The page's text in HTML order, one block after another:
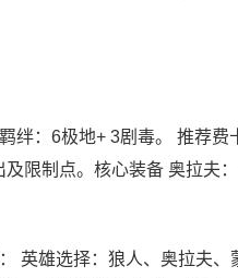
绊：6极地+ 3剧毒。 推荐
限制点。核心装备 奥拉夫
英雄选择：狼人、奥拉夫、